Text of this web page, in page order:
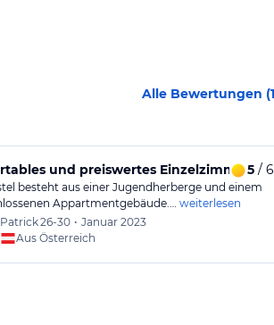
Alle Bewertungen (
und preiswertes Einzelzimmer5/ 6
besteht aus einer Jugendherberge und einem
Appartmentgebäude.… weiterlesen
Patrick26-30 • Januar 2023
Aus Österreich